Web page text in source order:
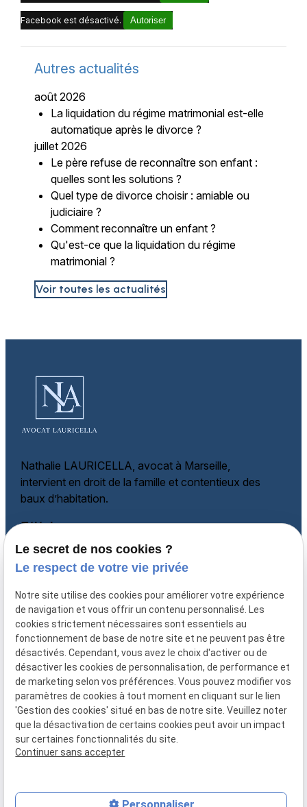
Facebook est désactivé. Autoriser
Autres actualités
août 2026
La liquidation du régime matrimonial est-elle
automatique après le divorce ?
juillet 2026
Le père refuse de reconnaître son enfant :
quelles sont les solutions ?
Quel type de divorce choisir : amiable ou
judiciaire ?
Comment reconnaître un enfant ?
Qu'est-ce que la liquidation du régime
matrimonial ?
Voir toutes les actualités
Nathalie LAURICELLA, avocat à Marseille,
intervient en droit de la famille et contentieux des
baux d’habitation.
Téléphone
06 60 87 60 97
Adresse
135 rue Paradis
13006 MARSEILLE
Horaires
Lundi - Vendredi
08:30-12:00, 14:00-18:00
Mentions légalesPolitique de confidentialité
Le secret de nos cookies ?
Le respect de votre vie privée
Notre site utilise des cookies pour améliorer votre expérience
de navigation et vous offrir un contenu personnalisé. Les
cookies strictement nécessaires sont essentiels au
fonctionnement de base de notre site et ne peuvent pas être
désactivés. Cependant, vous avez le choix d'activer ou de
désactiver les cookies de personnalisation, de performance et
de marketing selon vos préférences. Vous pouvez modifier vos
paramètres de cookies à tout moment en cliquant sur le lien
'Gestion des cookies' situé en bas de notre site. Veuillez noter
que la désactivation de certains cookies peut avoir un impact
sur certaines fonctionnalités du site.
Continuer sans accepter